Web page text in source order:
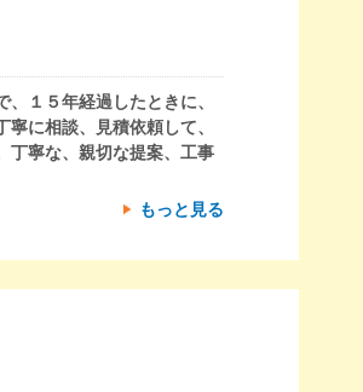
１５年経過したときに、
に相談、見積依頼して、
丁寧な、親切な提案、工事
もっと見る